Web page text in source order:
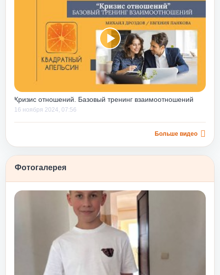
действий в
руководства.
со
он помогает
навыки,
ошибки, еще
в будущем.
только строить
уровня, дает
их
еще и потому,
уже
и принятие
подходит для
до или после
Кризис отношений. Базовый тренинг взаимоотношений
16 ноября 2024, 07:56
Больше видео
Фотогалерея